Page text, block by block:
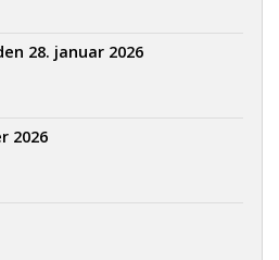
28. januar 2026
2026